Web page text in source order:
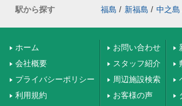
駅から探す
福島 / 新福島 / 中之島
ホーム
会社概要
プライバシーポリシー
利用規約
お問い合わせ
スタッフ紹介
周辺施設検索
お客様の声